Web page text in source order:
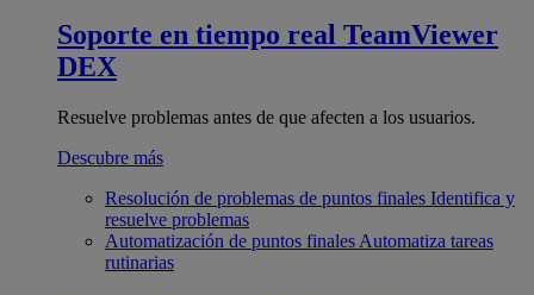
Soporte en tiempo real TeamViewer
DEX
Resuelve problemas antes de que afecten a los usuarios.
Descubre más
Resolución de problemas de puntos finales Identifica y
resuelve problemas
Automatización de puntos finales Automatiza tareas
rutinarias